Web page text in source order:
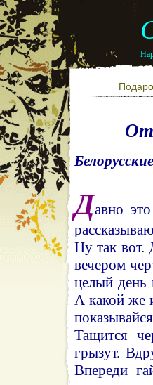
Давно
Ну так вот.
вечером
целый день
А какой же
Тащится
грызут.
Впереди